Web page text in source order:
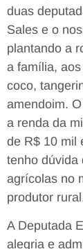
duas
Sales e o
plantando a
a família,
coco,
amendoim.
a renda da
de R$ 10 mil
tenho dúvida
agrícolas no
produtor
A Deputada
alegria e